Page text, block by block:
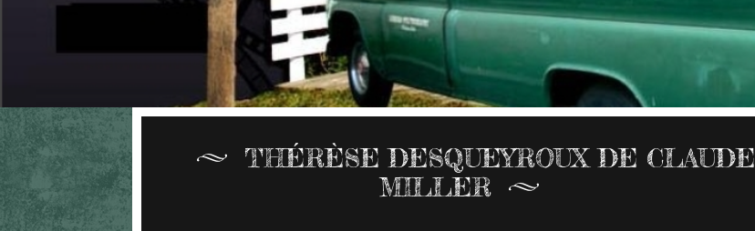
THÉRÈSE DESQUEYROUX DE CLAUDE
MILLER